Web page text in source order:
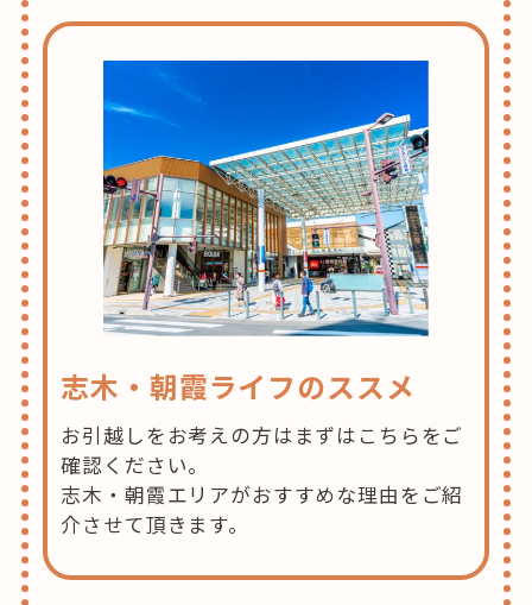
志木・朝霞ライフのススメ
お引越しをお考えの方はまずはこちらをご
確認ください。
志木・朝霞エリアがおすすめな理由をご紹
介させて頂きます。